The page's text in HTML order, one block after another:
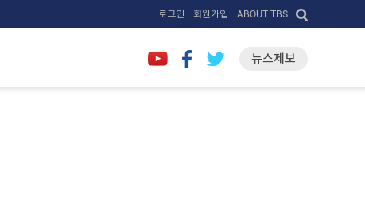
로그인 · 회원가입 · ABOUT TBS
뉴스제보